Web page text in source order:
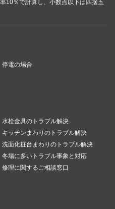
10％で計算し、小数点以下は四捨五
停電の場合
水栓金具のトラブル解決
キッチンまわりのトラブル解決
洗面化粧台まわりのトラブル解決
冬場に多いトラブル事象と対応
修理に関するご相談窓口